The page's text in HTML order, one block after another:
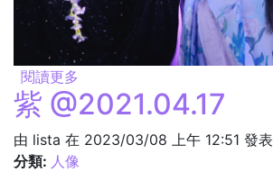
閱讀更多
紫 @2021.04.17
由 lista 在 2023/03/08 上午 12:51 發表
分類: 人像